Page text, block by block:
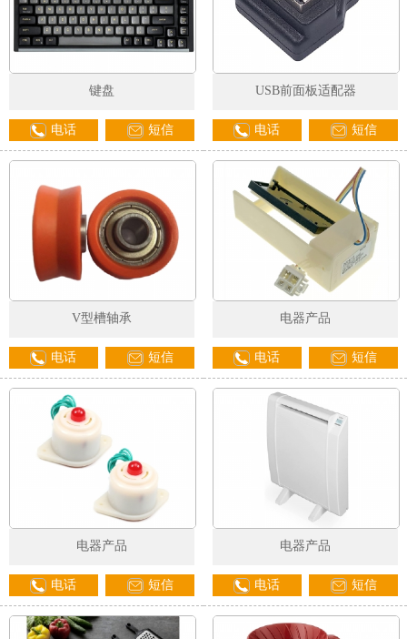
1
键盘
电话 短信
USB前面板适配器
电话 短信
V型槽轴承
电话 短信
电器产品
电话 短信
电器产品
电话 短信
电器产品
电话 短信